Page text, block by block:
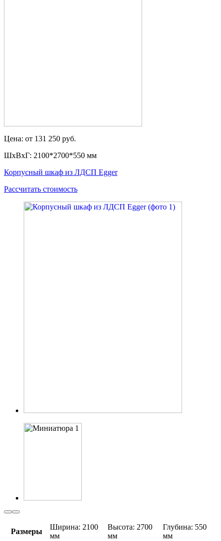
Цена: от 131 250 руб.
ШxВxГ: 2100*2700*550 мм
Корпусный шкаф из ЛДСП Egger
Рассчитать стоимость
Размеры
Ширина: 2100
мм
Высота: 2700
мм
Глубина: 550
мм